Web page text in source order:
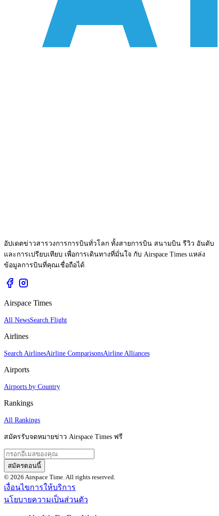
อัปเดตข่าวสารวงการการบินทั่วโลก ทั้งสายการบิน สนามบิน รีวิว อันดับ
และการเปรียบเทียบ เพื่อการเดินทางที่มั่นใจ กับ Airspace Times แหล่ง
ข้อมูลการบินที่คุณเชื่อถือได้
Airspace Times
All NewsSearch Flight
Airlines
Search AirlinesAirline ComparisonsAirline Alliances
Airports
Airports by Country
Rankings
All Rankings
สมัครรับจดหมายข่าว Airspace Times ฟรี
สมัครตอนนี้
© 2026 Airspace Time. All rights reserved.
เงื่อนไขการให้บริการ
นโยบายความเป็นส่วนตัว